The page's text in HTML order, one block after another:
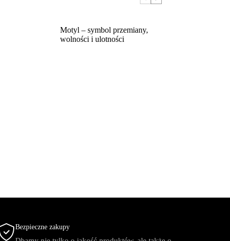
Motyl – symbol przemiany,
wolności i ulotności
Bezpieczne zakupy